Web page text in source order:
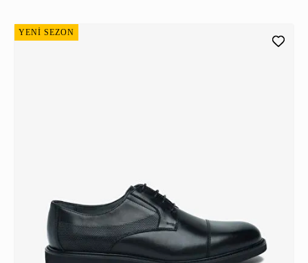
YENİ SEZON